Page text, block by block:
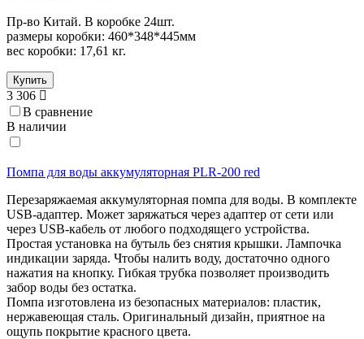
Пр-во Китай. В коробке 24шт.
размеры коробки: 460*348*445мм
вес коробки: 17,61 кг.
Купить
3 306
В сравнение
В наличии
Помпа для воды аккумуляторная PLR-200 red
Перезаряжаемая аккумуляторная помпа для воды. В комплекте
USB-адаптер. Может заряжаться через адаптер от сети или
через USB-кабель от любого подходящего устройства.
Простая установка на бутыль без снятия крышки. Лампочка
индикации заряда. Чтобы налить воду, достаточно одного
нажатия на кнопку. Гибкая трубка позволяет производить
забор воды без остатка.
Помпа изготовлена из безопасных материалов: пластик,
нержавеющая сталь. Оригинальный дизайн, приятное на
ощупь покрытие красного цвета.